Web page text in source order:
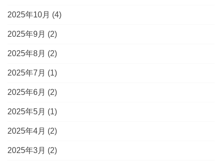
2025年10月 (4)
2025年9月 (2)
2025年8月 (2)
2025年7月 (1)
2025年6月 (2)
2025年5月 (1)
2025年4月 (2)
2025年3月 (2)